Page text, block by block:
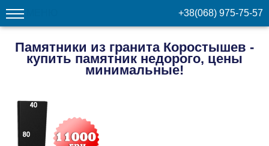
Памятники из гранита Коростышев -
купить памятник недорого, цены
минимальные!
+38(068) 975-75-57